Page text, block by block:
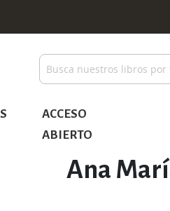
Buscar
ACCESO
ABIERTO
Ana